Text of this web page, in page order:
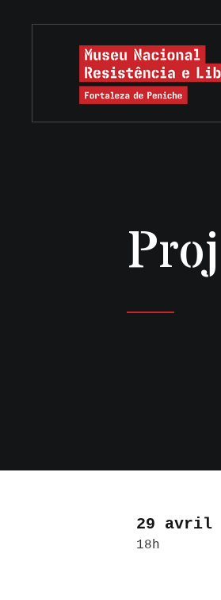
29 avril
18h